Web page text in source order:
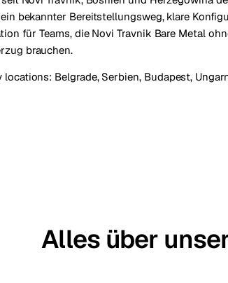
bekannter Bereitstellungsweg, klare
für Teams, die Novi Travnik Bare Metal
brauchen.
locations: Belgrade, Serbien, Budapest,
Alles über